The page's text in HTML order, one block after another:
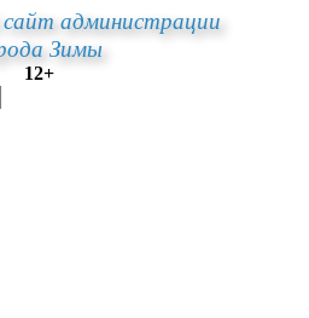
администрации
Зимы
12+